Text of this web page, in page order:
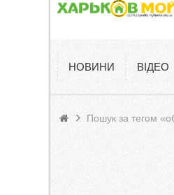
НОВИНИ ВІДЕО
Пошук за тегом